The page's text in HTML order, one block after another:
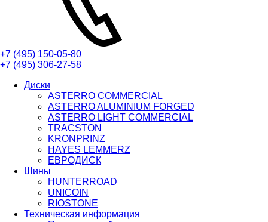
+7 (495) 150-05-80
+7 (495) 306-27-58
Диски
ASTERRO COMMERCIAL
ASTERRO ALUMINIUM FORGED
ASTERRO LIGHT COMMERCIAL
TRACSTON
KRONPRINZ
HAYES LEMMERZ
ЕВРОДИСК
Шины
HUNTERROAD​​​​​​​
UNICOIN
RIOSTONE
Техническая информация